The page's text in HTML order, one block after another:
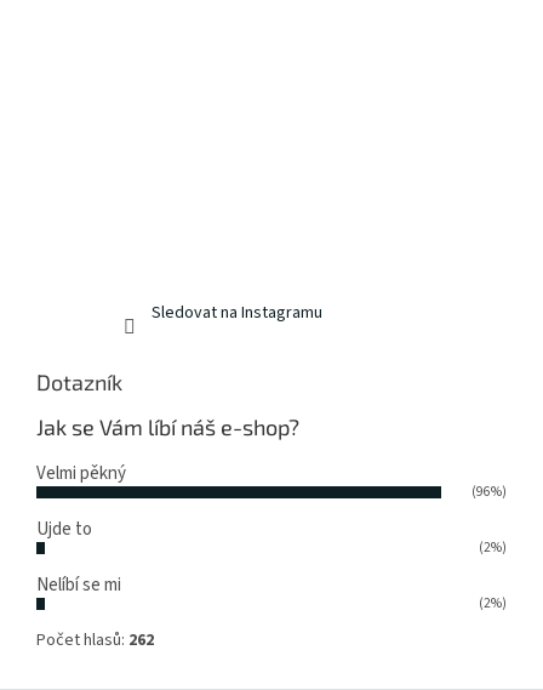
Sledovat na Instagramu
Dotazník
Jak se Vám líbí náš e-shop?
Velmi pěkný
(96%)
Ujde to
(2%)
Nelíbí se mi
(2%)
Počet hlasů: 262